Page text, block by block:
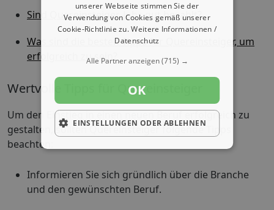
Sind Quereinsteiger-Jobs gut bezahlt?
Was sind die besten Tipps für Quereinsteiger, um
erfolgreich zu sein?
Wertvolle Tipps für Quereinsteiger
Um den Einstieg in einen neuen Beruf erfolgreich zu
gestalten, sollten Quereinsteiger folgende Tipps
beachten:
Informieren Sie sich gründlich über die Branche
und den gewünschten Beruf.
unserer Webseite stimmen Sie der
Verwendung von Cookies gemäß unserer
Cookie-Richtlinie zu.Weitere Informationen /
Datenschutz
Alle Partner anzeigen(715) →
OK
EINSTELLUNGEN ODER ABLEHNEN